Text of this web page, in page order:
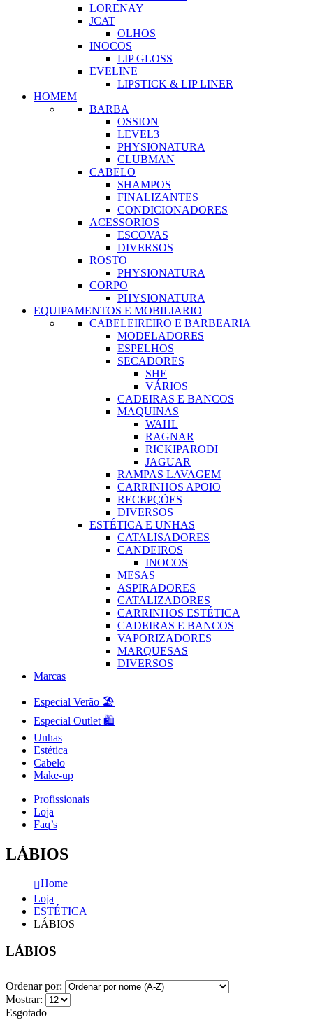
LORENAY
JCAT
OLHOS
INOCOS
LIP GLOSS
EVELINE
LIPSTICK & LIP LINER
HOMEM
BARBA
OSSION
LEVEL3
PHYSIONATURA
CLUBMAN
CABELO
SHAMPOS
FINALIZANTES
CONDICIONADORES
ACESSORIOS
ESCOVAS
DIVERSOS
ROSTO
PHYSIONATURA
CORPO
PHYSIONATURA
EQUIPAMENTOS E MOBILIARIO
CABELEIREIRO E BARBEARIA
MODELADORES
ESPELHOS
SECADORES
SHE
VÁRIOS
CADEIRAS E BANCOS
MAQUINAS
WAHL
RAGNAR
RICKIPARODI
JAGUAR
RAMPAS LAVAGEM
CARRINHOS APOIO
RECEPÇÕES
DIVERSOS
ESTÉTICA E UNHAS
CATALISADORES
CANDEIROS
INOCOS
MESAS
ASPIRADORES
CATALIZADORES
CARRINHOS ESTÉTICA
CADEIRAS E BANCOS
VAPORIZADORES
MARQUESAS
DIVERSOS
Marcas
Especial Verão 🏖️
Especial Outlet 🛍️
Unhas
Estética
Cabelo
Make-up
Profissionais
Loja
Faq’s
LÁBIOS
Home
Loja
ESTÉTICA
LÁBIOS
LÁBIOS
Ordenar por:
Mostrar:
Esgotado